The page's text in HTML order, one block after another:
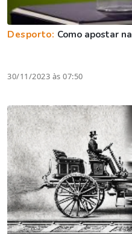
Desporto: Como apostar
30/11/2023 às 07:50